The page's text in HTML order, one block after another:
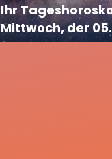
Ihr
Mittwoch, der
2026